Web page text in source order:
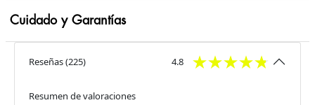
Cuidado y Garantías
Reseñas(225) 4.8
Resumen de valoraciones